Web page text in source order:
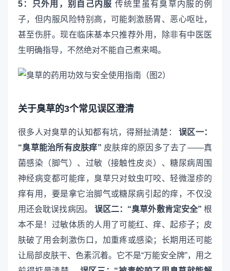
5：只外用，别自己内服 传统里虽有臭草内服的例
子，但内服风险特别高，可能刺激肠胃、恶心呕吐，
甚至伤肝。现在临床基本只推荐外用，除非有中医医
生明确指导，不然绝对不能自己煮来喝。
关于臭草的3个常见误区澄清
很多人对臭草的认知都有坑，得掰扯清楚：误区一：
“臭草能治所有皮肤痒” 皮肤痒的原因多了去了——真
菌感染（脚气）、过敏（接触性皮炎）、糖尿病周围
神经病变都可能痒，臭草只对蚊虫叮咬、轻微湿疹的
痒有用，要是拿它治脚气或糖尿病引起的痒，不仅没
用还会耽误找病因。 误区二：“臭草外敷肯定安全” 根
本不是！过敏体质的人用了可能红、痒、起疹子；皮
肤破了用会刺激伤口，加重疼或感染；长期用还可能
让局部皮肤干、色素沉着。它不是“万能安全牌”，用之